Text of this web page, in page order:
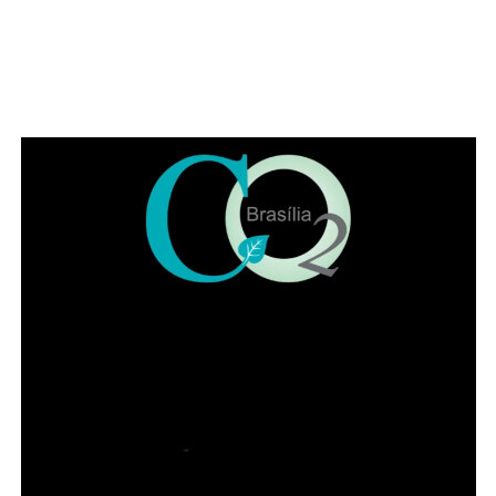
muito depois do último brinde.
Dia dos Pais no Papaya Bar e Gastronomia